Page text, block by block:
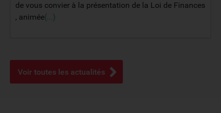
de vous convier à la présentation de la Loi de Finances
, animée(...)
Voir toutes les actualités